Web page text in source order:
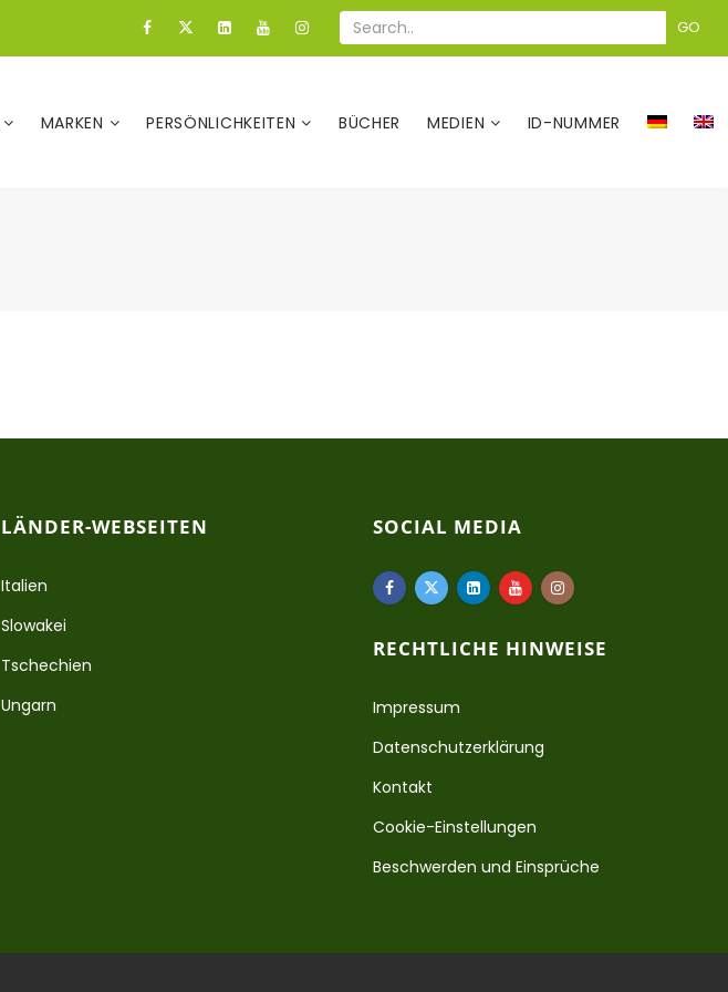
GO
MARKEN PERSÖNLICHKEITEN BÜCHER MEDIEN ID-NUMMER
LÄNDER-WEBSEITEN
Italien
Slowakei
Tschechien
Ungarn
SOCIAL MEDIA
RECHTLICHE HINWEISE
Impressum
Datenschutzerklärung
Kontakt
Cookie-Einstellungen
Beschwerden und Einsprüche